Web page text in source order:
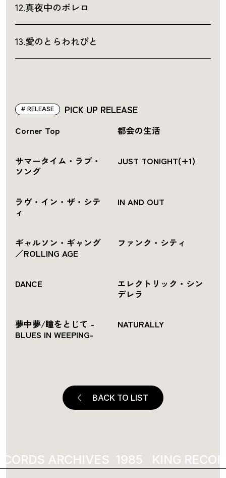
12.真夜中のボレロ
13.愛のとらわれびと
PICK UP RELEASE
RELEASE
Corner Top 都会の生活
サマータイム・ラブ・
ソング
JUST TONIGHT(+1)
ラヴ・イン・ザ・シテ
ィ
IN AND OUT
ギャルソン・ギャング
／ROLLING AGE
ファンク・シティ
DANCE
エレクトリック・シン
デレラ
夢中夢/瞳をとじて -
BLUES IN WEEPING-
NATURALLY
BACK TO LIST
ARCHIVES KING